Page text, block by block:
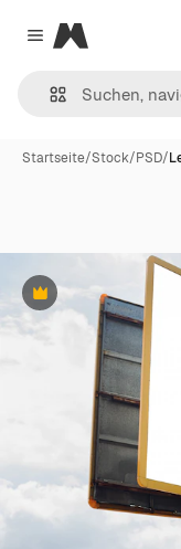
Close menu
Magnific
Startseite/Stock/PSD/
Premium